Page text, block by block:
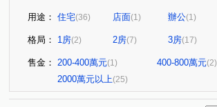
用途： 住宅(36) 店面(1) 辦公(1)
格局： 1房(2) 2房(7) 3房(17)
售金： 200-400萬元(1) 400-800萬元(2)
2000萬元以上(25)